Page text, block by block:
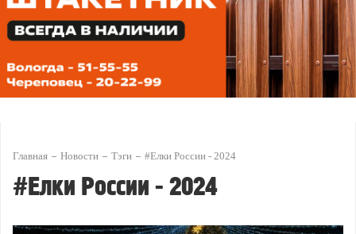
Главная Новости Тэги #Елки России - 2024
#Елки России - 2024